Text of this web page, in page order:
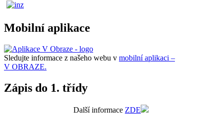
Mobilní aplikace
Sledujte informace z našeho webu v mobilní aplikaci –
V OBRAZE.
Zápis do 1. třídy
Další informace ZDE